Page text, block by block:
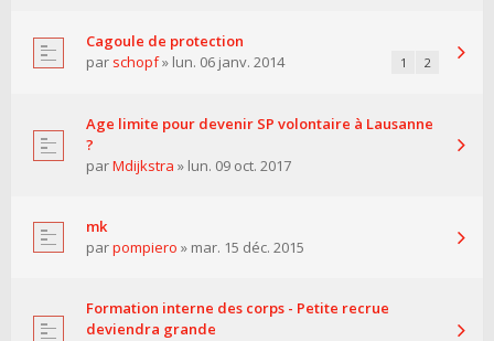
Cagoule de protection
par schopf» lun. 06 janv. 2014 1 2
Age limite pour devenir SP volontaire à Lausanne
?
parMdijkstra » lun. 09 oct. 2017
mk
parpompiero » mar. 15 déc. 2015
Formation interne des corps - Petite recrue
deviendra grande